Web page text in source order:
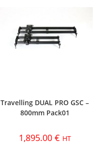
Travelling DUAL PRO GSC –
800mm Pack01
1,895.00 € HT